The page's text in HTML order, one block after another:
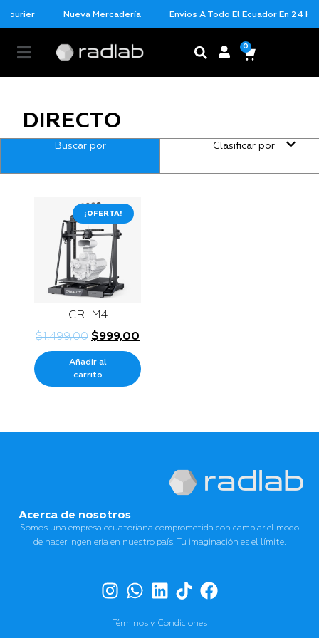
Nueva Mercadería Envios A Todo El Ecuador En 24
0
DIRECTO
Buscar por Clasificar por
¡OFERTA!
CR-M4
$1.499,00 $999,00
Añadir al
carrito
Acerca de nosotros
Somos una empresa ecuatoriana comprometida con cambiar el modo
de hacer ingeniería en nuestro país. Tu imaginación es el límite.
Términos y Condiciones